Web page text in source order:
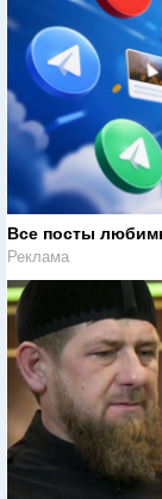
Все посты
Реклама